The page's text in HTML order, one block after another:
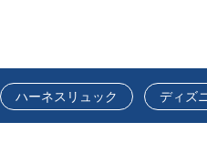
ハーネスリュック ディズ